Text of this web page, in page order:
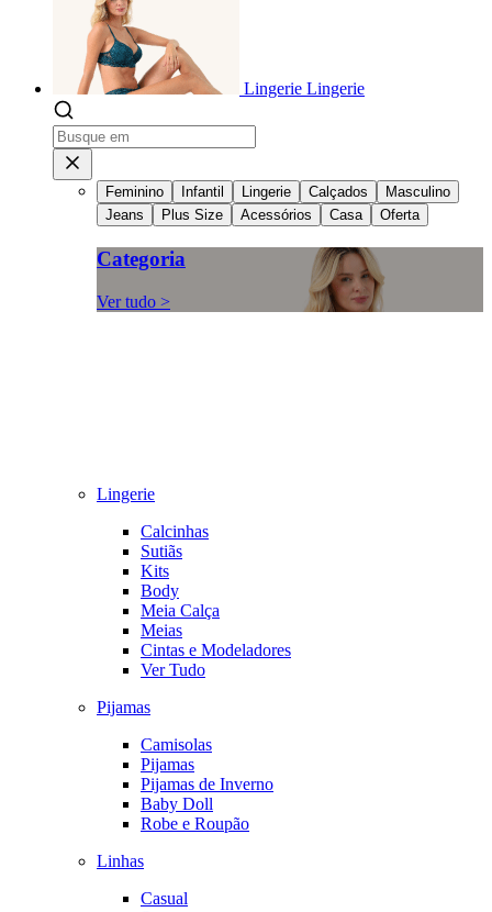
Lingerie Lingerie
Feminino Infantil Lingerie Calçados
Masculino
Jeans
Plus Size Acessórios Casa Oferta
Categoria
Ver tudo >
Lingerie
Calcinhas
Sutiãs
Kits
Body
Meia Calça
Meias
Cintas e Modeladores
Ver Tudo
Pijamas
Camisolas
Pijamas
Pijamas de Inverno
Baby Doll
Robe e Roupão
Linhas
Casual